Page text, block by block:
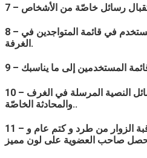
8 – البحث عن اسم ضيف أو مستخدم في قائمة المتواجدين في
الغرفة.
10 – تغيير لون خلفية الرسائل النصية المرسلة في الغرف
والمحادثة الخاصّة..
11 – عضوية أشراف تتضمن مراقبة الزوار من طرد و كتم عام و